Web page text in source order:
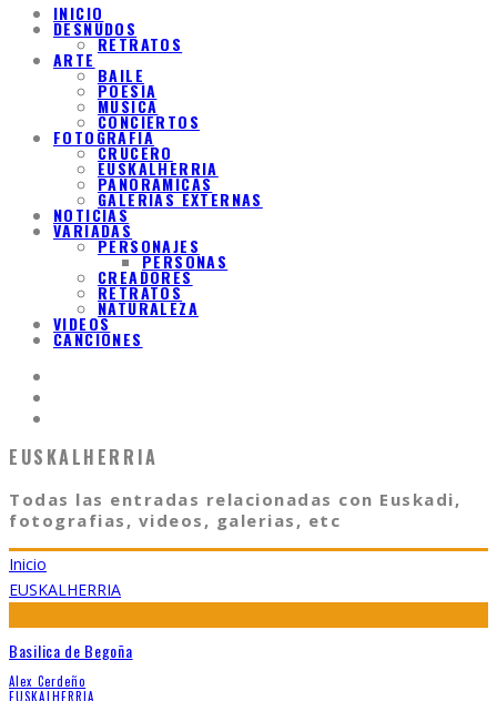
INICIO
DESNUDOS
RETRATOS
ARTE
BAILE
POESIA
MUSICA
CONCIERTOS
FOTOGRAFIA
CRUCERO
EUSKALHERRIA
PANORAMICAS
GALERIAS EXTERNAS
NOTICIAS
VARIADAS
PERSONAJES
PERSONAS
CREADORES
RETRATOS
NATURALEZA
VIDEOS
CANCIONES
EUSKALHERRIA
Todas las entradas relacionadas con Euskadi,
fotografias, videos, galerias, etc
Inicio
EUSKALHERRIA
Basilica de Begoña
Alex Cerdeño
EUSKALHERRIA